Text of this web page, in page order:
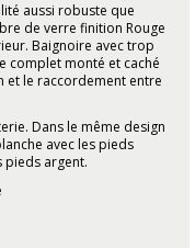
aussi robuste que
de verre finition Rouge
Baignoire avec trop
complet monté et caché
et le raccordement entre
Dans le même design
avec les pieds
pieds argent.